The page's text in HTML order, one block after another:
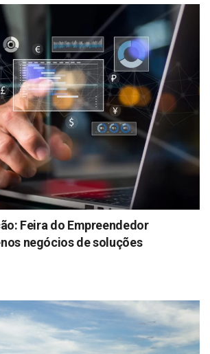
Feira do Empreendedor
negócios de soluções